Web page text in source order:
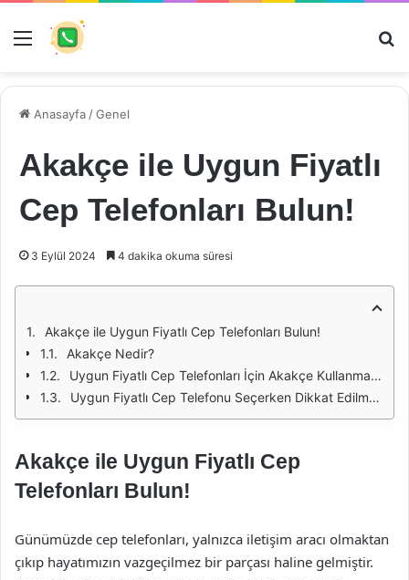
Menü
Anasayfa /Genel
Akakçe ile Uygun Fiyatlı
Cep Telefonları Bulun!
3 Eylül 2024 4 dakika okuma süresi
Akakçe ile Uygun Fiyatlı Cep Telefonları Bulun!
Akakçe Nedir?
Uygun Fiyatlı Cep Telefonları İçin Akakçe Kullanmanın Avantajları
Uygun Fiyatlı Cep Telefonu Seçerken Dikkat Edilmesi Gerekenler
Akakçe ile Uygun Fiyatlı Cep
Telefonları Bulun!
Günümüzde cep telefonları, yalnızca iletişim aracı olmaktan
çıkıp hayatımızın vazgeçilmez bir parçası haline gelmiştir.